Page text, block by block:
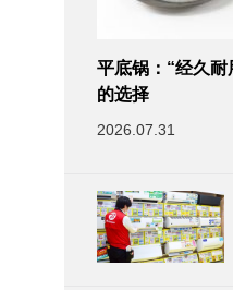
平底锅：“经久耐
的选择
2026.07.31